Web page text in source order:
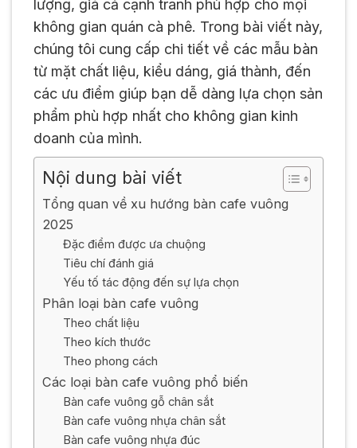
lượng, giá cả cạnh tranh phù hợp cho mọi
không gian quán cà phê. Trong bài viết này,
chúng tôi cung cấp chi tiết về các mẫu bàn
từ mặt chất liệu, kiểu dáng, giá thành, đến
các ưu điểm giúp bạn dễ dàng lựa chọn sản
phẩm phù hợp nhất cho không gian kinh
doanh của mình.
Nội dung bài viết
Tổng quan về xu hướng bàn cafe vuông
2025
Đặc điểm được ưa chuộng
Tiêu chí đánh giá
Yếu tố tác động đến sự lựa chọn
Phân loại bàn cafe vuông
Theo chất liệu
Theo kích thước
Theo phong cách
Các loại bàn cafe vuông phổ biến
Bàn cafe vuông gỗ chân sắt
Bàn cafe vuông nhựa chân sắt
Bàn cafe vuông nhựa đúc